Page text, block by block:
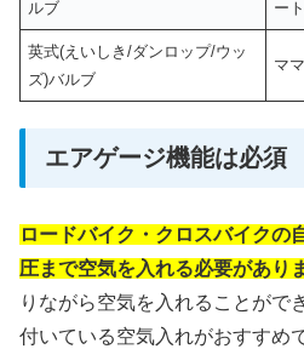
ルブ
ー
英式(えいしき/ダンロップ/ウッ
ズ)バルブ
マ
エアゲージ機能は必須
ロードバイク・クロスバイクの
圧まで空気を入れる必要があり
りながら空気を入れることがで
付いている空気入れがおすすめ